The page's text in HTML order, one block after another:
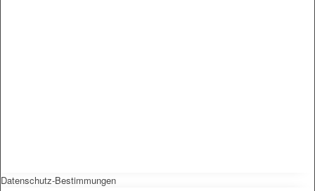
Datenschutz-Bestimmungen